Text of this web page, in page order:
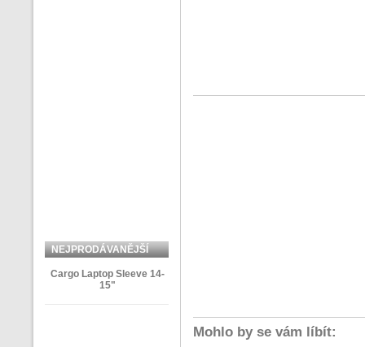
Mohlo by se vám líbít:
NEJPRODÁVANĚJŠÍ
Cargo Laptop Sleeve 14-
15"